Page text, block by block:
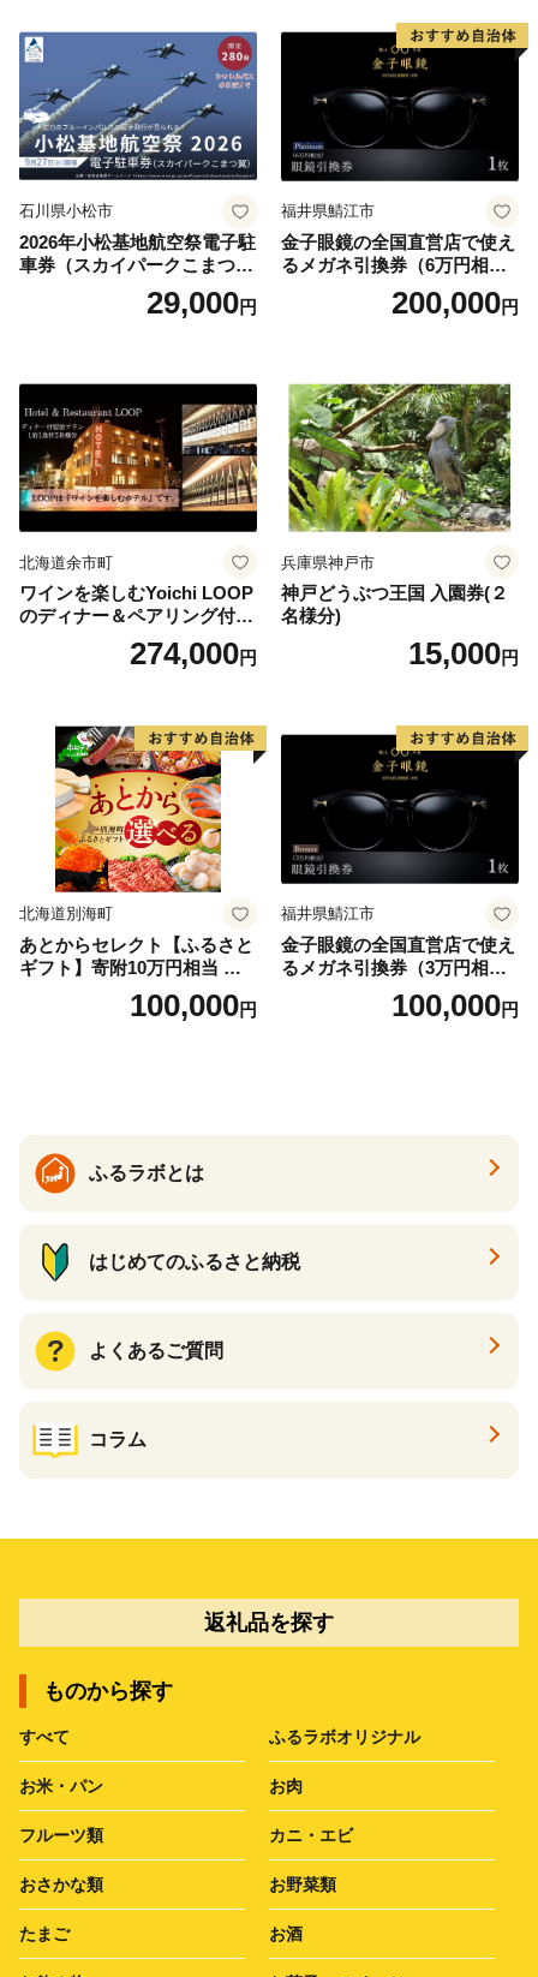
石川県小松市
2026年小松基地航空祭電子駐
車券（スカイパークこまつ
翼） 駐車場 シャトルバスの
りばすぐ 石川県 小松市
29,000円
福井県鯖江市
金子眼鏡の全国直営店で使え
るメガネ引換券（6万円相
当） Platinum200,000円
北海道余市町
ワインを楽しむYoichi LOOP
のディナー＆ペアリング付宿
泊プラン＜デラックスツイン
274,000円
兵庫県神戸市
神戸どうぶつ王国 入園券(２
名様分)
15,000円
北海道別海町
あとからセレクト【ふるさと
ギフト】寄附10万円相当 あ
とから選べる！ ギフト いく
ら ほたて 海鮮 牛肉 別海町
ギフト ふるさと納税 ）
100,000円
福井県鯖江市
金子眼鏡の全国直営店で使え
るメガネ引換券（3万円相
100,000円
ふるラボとは
はじめてのふるさと納税
よくあるご質問
コラム
返礼品を探す
ものから探す
すべて ふるラボオリジナル
お米・パン お肉
フルーツ類 カニ・エビ
おさかな類 お野菜類
たまご お酒